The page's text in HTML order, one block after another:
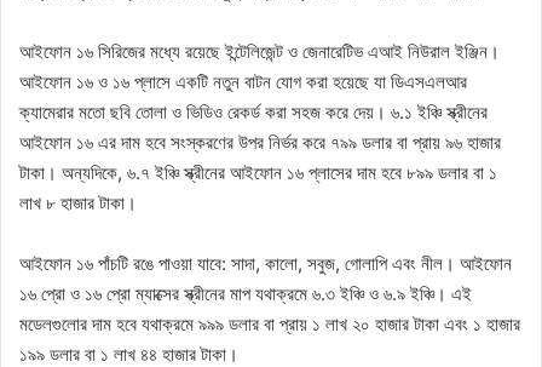
আইফোন ১৬ সিরিজের মধ্যে রয়েছে ইন্টেলিজেন্ট ও জেনারেটিভ এআই নিউরাল ইঞ্জিন।
আইফোন ১৬ ও ১৬ প্লাসে একটি নতুন বাটন যোগ করা হয়েছে যা ডিএসএলআর
ক্যামেরার মতো ছবি তোলা ও ভিডিও রেকর্ড করা সহজ করে দেয়। ৬.১ ইঞ্চি স্ক্রীনের
আইফোন ১৬ এর দাম হবে সংস্করণের উপর নির্ভর করে ৭৯৯ ডলার বা প্রায় ৯৬ হাজার
টাকা। অন্যদিকে, ৬.৭ ইঞ্চি স্ক্রীনের আইফোন ১৬ প্লাসের দাম হবে ৮৯৯ ডলার বা ১
লাখ ৮ হাজার টাকা।
আইফোন ১৬ পাঁচটি রঙে পাওয়া যাবে: সাদা, কালো, সবুজ, গোলাপি এবং নীল। আইফোন
১৬ প্রো ও ১৬ প্রো ম্যাক্সের স্ক্রীনের মাপ যথাক্রমে ৬.৩ ইঞ্চি ও ৬.৯ ইঞ্চি। এই
মডেলগুলোর দাম হবে যথাক্রমে ৯৯৯ ডলার বা প্রায় ১ লাখ ২০ হাজার টাকা এবং ১ হাজার
১৯৯ ডলার বা ১ লাখ ৪৪ হাজার টাকা।